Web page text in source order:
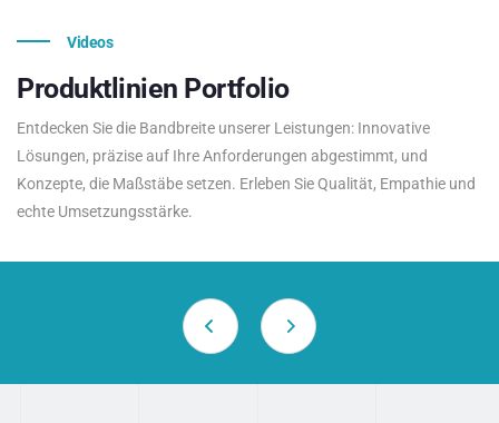
Videos
Produktlinien Portfolio
Entdecken Sie die Bandbreite unserer Leistungen: Innovative
Lösungen, präzise auf Ihre Anforderungen abgestimmt, und
Konzepte, die Maßstäbe setzen. Erleben Sie Qualität, Empathie und
echte Umsetzungsstärke.